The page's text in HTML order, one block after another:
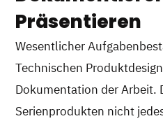
Präsentieren
Wesentlicher
Technischen
Dokumentation der Arbeit.
Serienprodukten nicht